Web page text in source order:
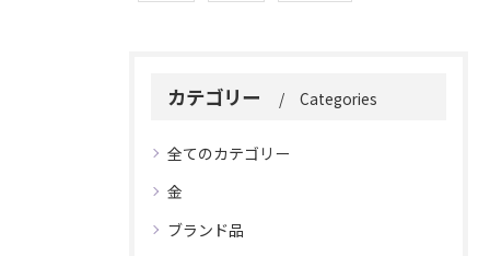
カテゴリー Categories
全てのカテゴリー
金
ブランド品